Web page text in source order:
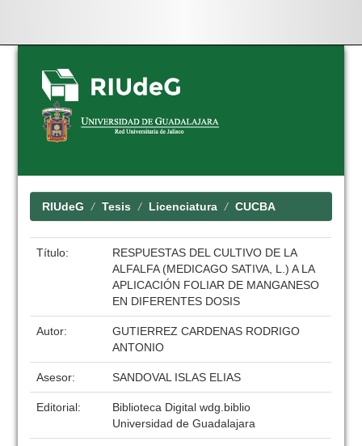
Skip
navigation
RIUdeG Tesis Licenciatura CUCBA
Título:
RESPUESTAS DEL CULTIVO DE LA
ALFALFA (MEDICAGO SATIVA, L.) A LA
APLICACIÓN FOLIAR DE MANGANESO
EN DIFERENTES DOSIS
Autor:
GUTIERREZ CARDENAS RODRIGO
ANTONIO
Asesor: SANDOVAL ISLAS ELIAS
Editorial:
Biblioteca Digital wdg.biblio
Universidad de Guadalajara